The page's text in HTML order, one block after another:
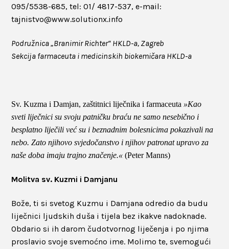
095/5538-685, tel: 01/ 4817-537, e-mail:
tajnistvo@www.solutionx.info
Podružnica „Branimir Richter“ HKLD-a, Zagreb
Sekcija farmaceuta i medicinskih biokemičara HKLD-a
Sv. Kuzma i Damjan, zaštitnici liječnika i farmaceuta »Kao
sveti liječnici su svoju patničku braću ne samo nesebično i
besplatno liječili već su i beznadnim bolesnicima pokazivali na
nebo. Zato njihovo svjedočanstvo i njihov patronat upravo za
naše doba imaju trajno značenje.« (Peter Manns)
Molitva sv. Kuzmi i Damjanu
Bože, ti si svetog Kuzmu i Damjana odredio da budu
liječnici ljudskih duša i tijela bez ikakve nadoknade.
Obdario si ih darom čudotvornog liječenja i po njima
proslavio svoje svemoćno ime. Molimo te, svemogući